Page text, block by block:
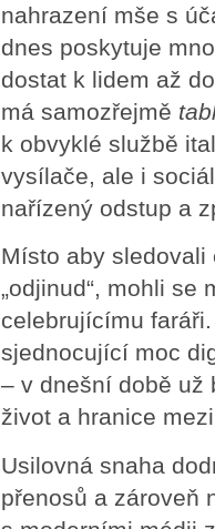
nahrazení mše s
dnes poskytuje
dostat k lidem až
má samozřejmě
k obvyklé službě
vysílače, ale i
nařízený odstup a
Místo aby
„odjinud“, mohli
celebrujícímu
sjednocující moc
– v dnešní době už
život a hranice
Usilovná snaha
přenosů a zároveň